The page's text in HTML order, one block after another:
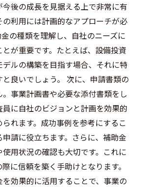
後の成長を見据える上で非常に有
利用には計画的なアプローチが必
の種類を理解し、自社のニーズに
が重要です。たとえば、設備投資
ルの構築を目指す場合、それに特
良いでしょう。 次に、申請書類の
事業計画書や必要な添付書類をし
に自社のビジョンと計画を効果的
れます。成功事例を参考にするこ
請に役立ちます。さらに、補助金
用状況の確認も大切です。これに
に信頼を築く手助けとなります。
効果的に活用することで、事業の